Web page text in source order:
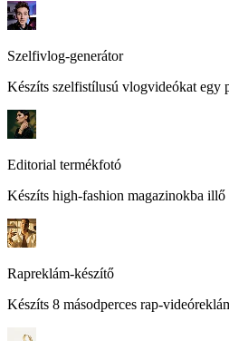
Szelfivlog-generátor
Készíts szelfistílusú vlogvideókat egy
Editorial termékfotó
Készíts high-fashion magazinokba
Rapreklám-készítő
Készíts 8 másodperces rap-